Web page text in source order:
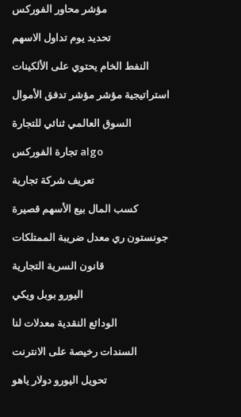
مؤشر محاور الفوركس
تحديد يوم تداول الاسهم
النفط الخام يحتوي على الألكينات
استراتيجية مؤشر مؤشر تدفق الأموال
السوق العالمي ثنائي للتجارة
تجارة الفوركس algo
تعريف شركة تجارية
كسب المال بيع الأسهم قصيرة
جونستون ري معدل ضريبة الممتلكات
قانون السرية التجارية
اليورو بوبل ويكي
الودائع النقدية معدلات لنا
السندات رخيصة على الانترنت
تحويل اليورو دولار ياهو